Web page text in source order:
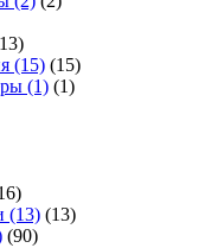
(15) (15)
(1) (1)
(13) (13)
(90)